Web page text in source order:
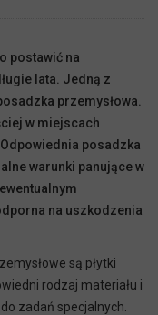
postawić na
lata. Jedną z
przemysłowa.
w miejscach
posadzka
warunki panujące w
na uszkodzenia
są płytki
rodzaj materiału i
zadań specjalnych.